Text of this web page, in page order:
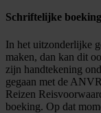
Schriftelijke boeking
In het uitzonderlijke
maken, dan kan dit
zijn handtekening
gegaan met de
Reizen
boeking. Op dat